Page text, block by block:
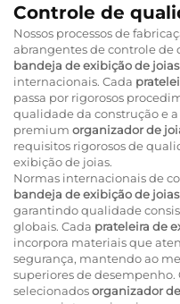
Controle de
Nossos processos de
abrangentes de controle
bandeja de exibição de joias
internacionais. Cada
passa por rigorosos
qualidade da construção e
premium organizador de
requisitos rigorosos de
exibição de joias.
Normas internacionais de
bandeja de exibição de joias
garantindo qualidade
globais. Cada prateleira de
incorpora materiais que
segurança, mantendo ao
superiores de
selecionadosorganizador